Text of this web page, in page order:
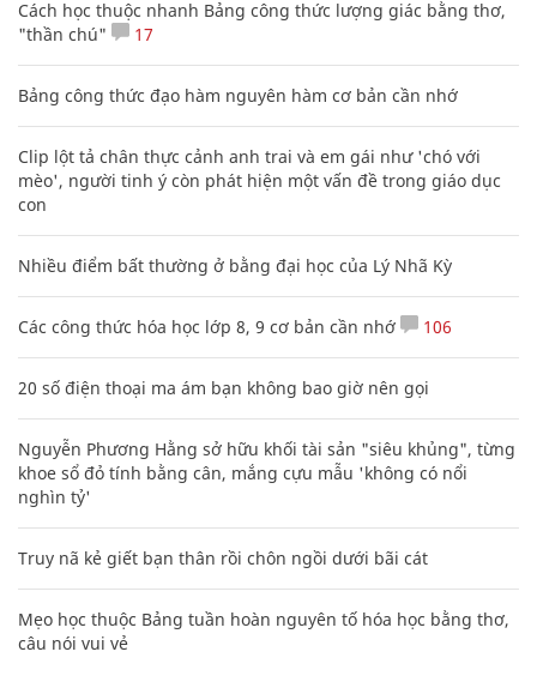
Cách học thuộc nhanh Bảng công thức lượng giác bằng thơ,
"thần chú"
17
Bảng công thức đạo hàm nguyên hàm cơ bản cần nhớ
Clip lột tả chân thực cảnh anh trai và em gái như 'chó với
mèo', người tinh ý còn phát hiện một vấn đề trong giáo dục
con
Nhiều điểm bất thường ở bằng đại học của Lý Nhã Kỳ
Các công thức hóa học lớp 8, 9 cơ bản cần nhớ 106
20 số điện thoại ma ám bạn không bao giờ nên gọi
Nguyễn Phương Hằng sở hữu khối tài sản "siêu khủng", từng
khoe sổ đỏ tính bằng cân, mắng cựu mẫu 'không có nổi
nghìn tỷ'
Truy nã kẻ giết bạn thân rồi chôn ngồi dưới bãi cát
Mẹo học thuộc Bảng tuần hoàn nguyên tố hóa học bằng thơ,
câu nói vui vẻ